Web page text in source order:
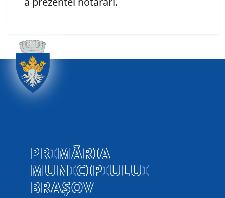
PRIMĂRIA
MUNICIPIULUI
BRAȘOV